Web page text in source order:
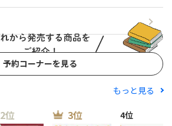
予約コーナーを見る
もっと見る
2位 3位 4位